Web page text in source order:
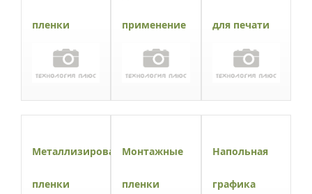
пленки применение для печати
Металлизированные
пленки
Монтажные
пленки
Напольная
графика